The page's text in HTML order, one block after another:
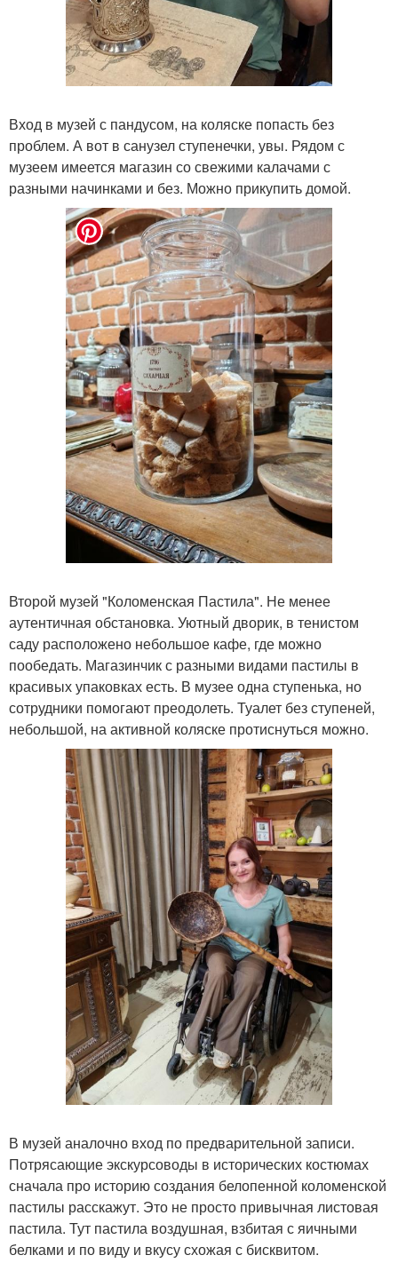
Вход в музей с пандусом, на коляске попасть без
проблем. А вот в санузел ступенечки, увы. Рядом с
музеем имеется магазин со свежими калачами с
разными начинками и без. Можно прикупить домой.
Второй музей "Коломенская Пастила". Не менее
аутентичная обстановка. Уютный дворик, в тенистом
саду расположено небольшое кафе, где можно
пообедать. Магазинчик с разными видами пастилы в
красивых упаковках есть. В музее одна ступенька, но
сотрудники помогают преодолеть. Туалет без ступеней,
небольшой, на активной коляске протиснуться можно.
В музей аналочно вход по предварительной записи.
Потрясающие экскурсоводы в исторических костюмах
сначала про историю создания белопенной коломенской
пастилы расскажут. Это не просто привычная листовая
пастила. Тут пастила воздушная, взбитая с яичными
белками и по виду и вкусу схожая с бисквитом.